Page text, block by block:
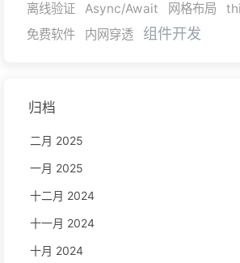
离线验证
Async/Await 网格布局
免费软件
内网穿透 组件开发
归档
二月 2025
一月 2025
十二月 2024
十一月 2024
十月 2024